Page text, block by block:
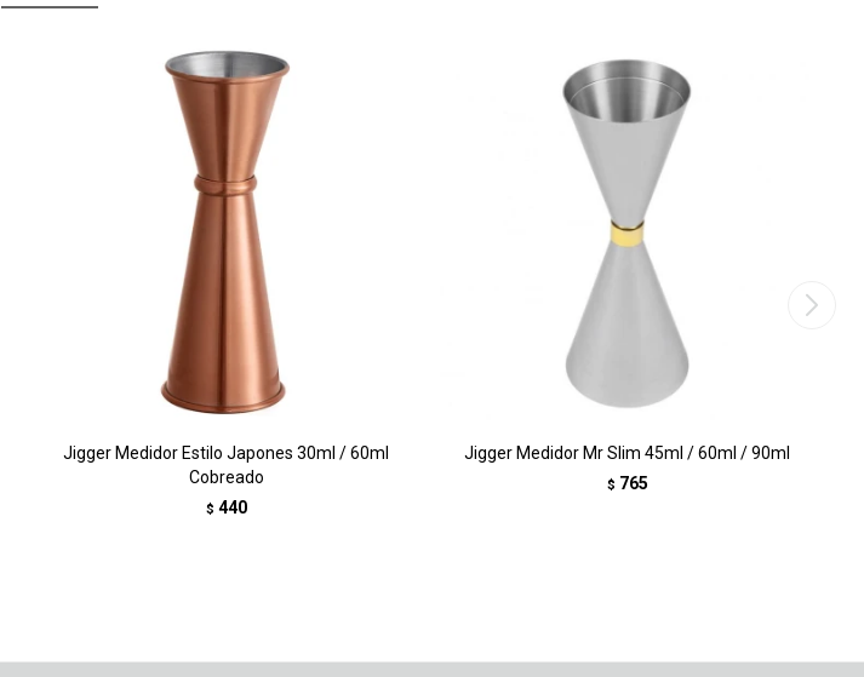
Jigger Medidor Estilo Japones 30ml / 60ml
Cobreado
$ 440
Jigger Medidor Mr Slim 45ml / 60ml / 90ml
$ 765